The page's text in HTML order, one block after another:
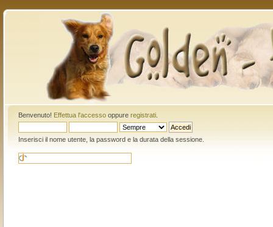
Benvenuto! Effettua l'accessooppure registrati.
Inserisci il nome utente, la password e la durata della sessione.